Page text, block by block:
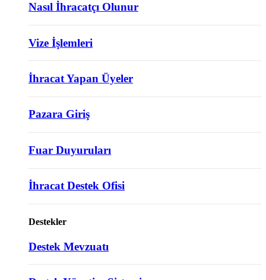
Nasıl İhracatçı Olunur
Vize İşlemleri
İhracat Yapan Üyeler
Pazara Giriş
Fuar Duyuruları
İhracat Destek Ofisi
Destekler
Destek Mevzuatı